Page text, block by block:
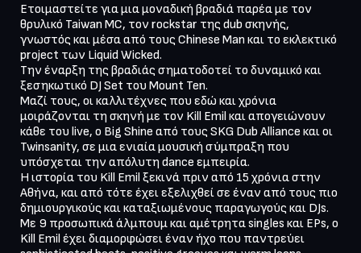
Ετοιμαστείτε για μια μοναδική βραδιά παρέα με τον
θρυλικό Taiwan MC, τον rockstar της dub σκηνής,
γνωστός και μέσα από τους Chinese Man και το εκλεκτικό
project των Liquid Wicked.
Την έναρξη της βραδιάς σηματοδοτεί το δυναμικό και
ξεσηκωτικό DJ Set του Mount Ten.
Μαζί τους, οι καλλιτέχνες που εδώ και χρόνια
μοιράζονται τη σκηνή με τον Kill Emil και απογειώνουν
κάθε του live, ο Big Shine από τους SKG Dub Alliance και οι
Twinsanity, σε μια ενιαία μουσική σύμπραξη που
υπόσχεται την απόλυτη dance εμπειρία.
Η ιστορία του Kill Emil ξεκινά πριν από 15 χρόνια στην
Αθήνα, και από τότε έχει εξελιχθεί σε έναν από τους πιο
δημιουργικούς και καταξιωμένους παραγωγούς και DJs.
Με 9 προσωπικά άλμπουμ και αμέτρητα singles και EPs, ο
Kill Emil έχει διαμορφώσει έναν ήχο που παντρεύει